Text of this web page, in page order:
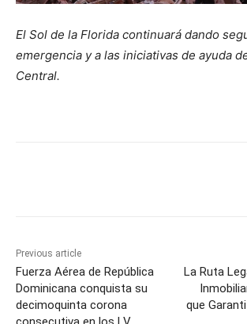
El Sol de la Florida continuará dando
emergencia y a las iniciativas de ayuda
Central.
Previous article
Fuerza Aérea de República
Dominicana conquista su
decimoquinta corona
La Ruta
que